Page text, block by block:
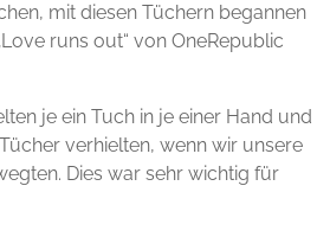
mit diesen Tüchern begannen
runs out“ von OneRepublic
je ein Tuch in je einer Hand und
verhielten, wenn wir unsere
Dies war sehr wichtig für